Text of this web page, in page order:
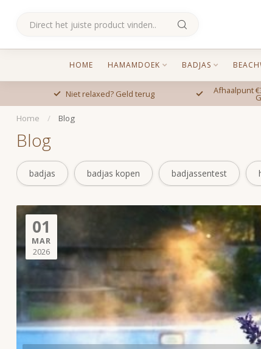
HOME HAMAMDOEK BADJAS
Niet relaxed? Geld terug Afhaalpunt
Home / Blog
Blog
badjas badjas kopen badjassentest
01
MAR
2026